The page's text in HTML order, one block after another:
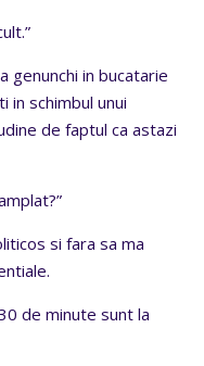
genunchi in bucatarie
in schimbul unui
de faptul ca astazi
si fara sa ma
de minute sunt la